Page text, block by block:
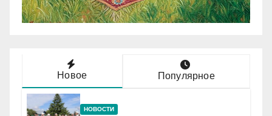
Новое Популярное
НОВОСТИ